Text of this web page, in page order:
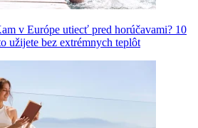
v Európe utiecť pred horúčavami? 10
užijete bez extrémnych teplôt